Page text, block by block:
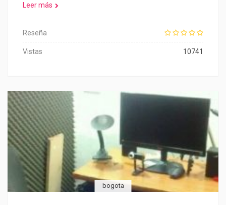
Leer más
Reseña
Vistas 10741
bogota